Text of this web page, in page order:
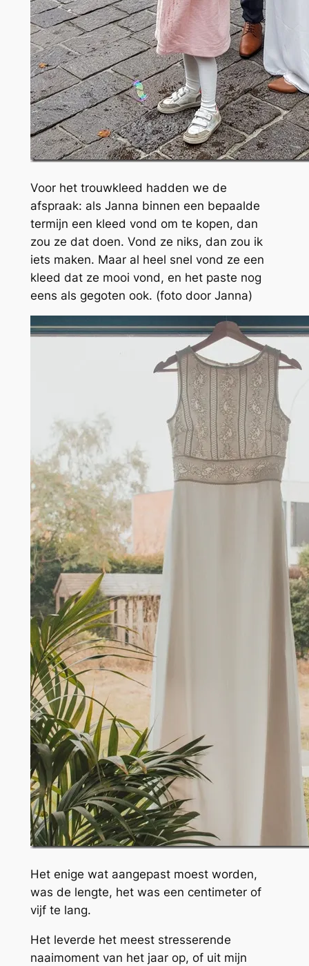
Voor het trouwkleed hadden we de
afspraak: als Janna binnen een bepaalde
termijn een kleed vond om te kopen, dan
zou ze dat doen. Vond ze niks, dan zou ik
iets maken. Maar al heel snel vond ze een
kleed dat ze mooi vond, en het paste nog
eens als gegoten ook. (foto door Janna)
Het enige wat aangepast moest worden,
was de lengte, het was een centimeter of
vijf te lang.
Het leverde het meest stresserende
naaimoment van het jaar op, of uit mijn